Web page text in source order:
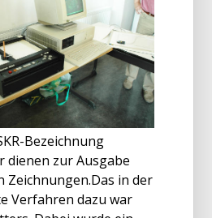
Bezeichnung
dienen zur Ausgabe
Zeichnungen.Das in der
Verfahren dazu war